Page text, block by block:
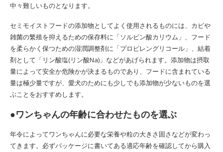
中々難しいものとなります。
セミモイストフードの添加物としてよく使用されるものには、カビや
雑菌の繁殖を抑えるための保存料に「ソルビン酸カリウム」、フード
を柔らかく保つための湿潤調整剤に「プロピレングリコール」、結着
剤として「リン酸塩(リン酸Na)」などがあげられます。添加物は摂取
量によって安全か危険かが決まるものであり、フードに含まれている
量は極少量ですが、愛犬のためにも少しでも添加物が少ないものを選
ぶことをおすすめします。
●ワンちゃんの年齢に合わせたものを選ぶ
年令によってワンちゃんに必要な栄養や粒の大きさ固さなどが変わっ
てきます。必ずパッケージに書いてある適応年齢を確認してから購入